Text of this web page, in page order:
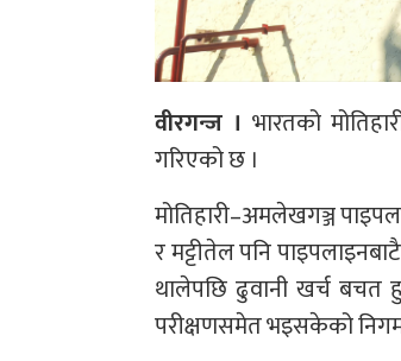
वीरगन्ज । भारतको
गरिएको छ ।
मोतिहारी–अमलेखगञ्ज
र मट्टीतेल पनि
थालेपछि ढुवानी खर्च
परीक्षणसमेत भइसकेको